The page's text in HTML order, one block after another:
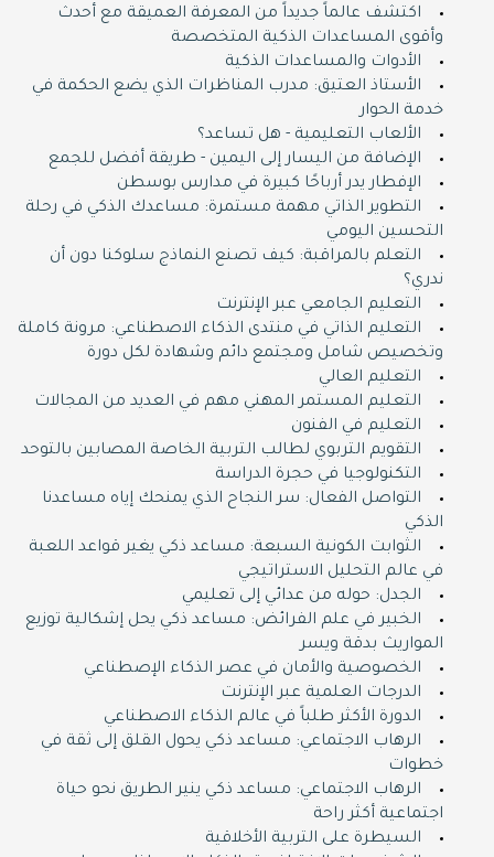
اكتشف عالماً جديداً من المعرفة العميقة مع أحدث
وأقوى المساعدات الذكية المتخصصة
الأدوات والمساعدات الذكية
الأستاذ العتيق: مدرب المناظرات الذي يضع الحكمة في
خدمة الحوار
الألعاب التعليمية - هل تساعد؟
الإضافة من اليسار إلى اليمين - طريقة أفضل للجمع
الإفطار يدر أرباحًا كبيرة في مدارس بوسطن
التطوير الذاتي مهمة مستمرة: مساعدك الذكي في رحلة
التحسين اليومي
التعلم بالمراقبة: كيف تصنع النماذج سلوكنا دون أن
ندري؟
التعليم الجامعي عبر الإنترنت
التعليم الذاتي في منتدى الذكاء الاصطناعي: مرونة كاملة
وتخصيص شامل ومجتمع دائم وشهادة لكل دورة
التعليم العالي
التعليم المستمر المهني مهم في العديد من المجالات
التعليم في الفنون
التقويم التربوي لطالب التربية الخاصة المصابين بالتوحد
التكنولوجيا في حجرة الدراسة
التواصل الفعال: سر النجاح الذي يمنحك إياه مساعدنا
الذكي
الثوابت الكونية السبعة: مساعد ذكي يغير قواعد اللعبة
في عالم التحليل الاستراتيجي
الجدل: حوله من عدائي إلى تعليمي
الخبير في علم الفرائض: مساعد ذكي يحل إشكالية توزيع
المواريث بدقة ويسر
الخصوصية والأمان في عصر الذكاء الإصطناعي
الدرجات العلمية عبر الإنترنت
الدورة اﻷكثر طلباً في عالم الذكاء الاصطناعي
الرهاب الاجتماعي: مساعد ذكي يحول القلق إلى ثقة في
خطوات
الرهاب الاجتماعي: مساعد ذكي ينير الطريق نحو حياة
اجتماعية أكثر راحة
السيطرة على التربية الأخلاقية